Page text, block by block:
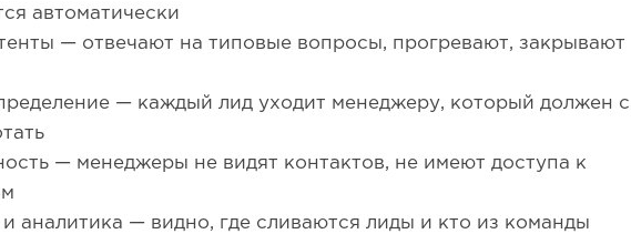
автоматически
— отвечают на типовые вопросы, прогревают, закрывают
— каждый лид уходит менеджеру, который должен с
— менеджеры не видят контактов, не имеют доступа к
аналитика — видно, где сливаются лиды и кто из команды